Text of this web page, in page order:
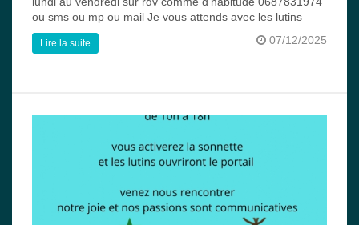
ou sms ou mp ou mail Je vous attends avec les lutins
07/12/2025
Lire la suite